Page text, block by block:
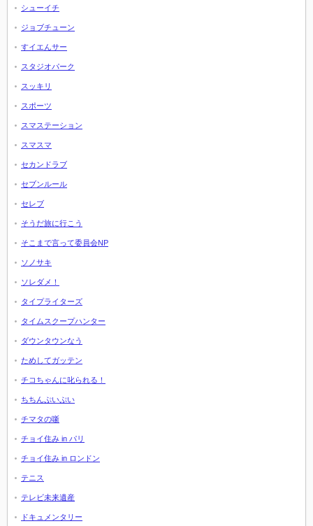
シューイチ
ジョブチューン
すイエんサー
スタジオパーク
スッキリ
スポーツ
スマステーション
スマスマ
セカンドラブ
セブンルール
セレブ
そうだ旅に行こう
そこまで言って委員会NP
ソノサキ
ソレダメ！
タイプライターズ
タイムスクープハンター
ダウンタウンなう
ためしてガッテン
チコちゃんに叱られる！
ちちんぷいぷい
チマタの噺
チョイ住み in パリ
チョイ住み in ロンドン
テニス
テレビ未来遺産
ドキュメンタリー